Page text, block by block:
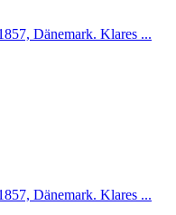
Dänemark. Klares ...
Dänemark. Klares ...